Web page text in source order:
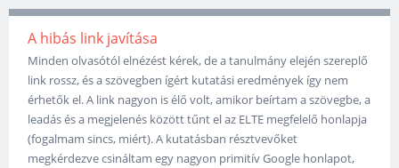
A hibás link javítása
Minden olvasótól elnézést kérek, de a tanulmány elején szereplő
link rossz, és a szövegben ígért kutatási eredmények így nem
érhetők el. A link nagyon is élő volt, amikor beírtam a szövegbe, a
leadás és a megjelenés között tűnt el az ELTE megfelelő honlapja
(fogalmam sincs, miért). A kutatásban résztvevőket
megkérdezve csináltam egy nagyon primitív Google honlapot,